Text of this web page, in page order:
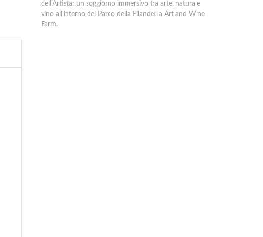
dell'Artista: un soggiorno immersivo tra arte, natura e
vino all'interno del Parco della Filandetta Art and Wine
Farm.